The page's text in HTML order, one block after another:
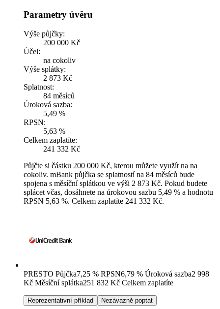
Parametry úvěru
Výše půjčky:
200 000 Kč
Účel:
na cokoliv
Výše splátky:
2 873 Kč
Splatnost:
84 měsíců
Úroková sazba:
5,49 %
RPSN:
5,63 %
Celkem zaplatíte:
241 332 Kč
Půjčte si částku 200 000 Kč, kterou můžete využít na na
cokoliv. mBank půjčka se splatností na 84 měsíců bude
spojena s měsíční splátkou ve výši 2 873 Kč. Pokud budete
splácet včas, dosáhnete na úrokovou sazbu 5,49 % a hodnotu
RPSN 5,63 %. Celkem zaplatíte 241 332 Kč.
PRESTO Půjčka7,25 % RPSN6,79 % Úroková sazba2 998
Kč Měsíční splátka251 832 Kč Celkem zaplatíte
Reprezentativní příklad Nezávazně poptat